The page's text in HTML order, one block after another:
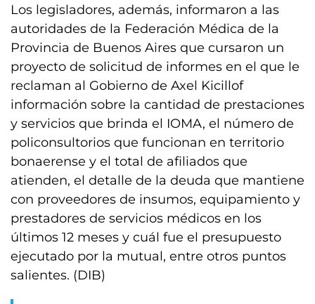
Los legisladores, además, informaron a las
autoridades de la Federación Médica de la
Provincia de Buenos Aires que cursaron un
proyecto de solicitud de informes en el que le
reclaman al Gobierno de Axel Kicillof
información sobre la cantidad de prestaciones
y servicios que brinda el IOMA, el número de
policonsultorios que funcionan en territorio
bonaerense y el total de afiliados que
atienden, el detalle de la deuda que mantiene
con proveedores de insumos, equipamiento y
prestadores de servicios médicos en los
últimos 12 meses y cuál fue el presupuesto
ejecutado por la mutual, entre otros puntos
salientes. (DIB)